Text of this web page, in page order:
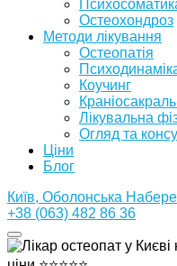
Остеохондроз
Методи лікування
Остеопатія
Коучинг
Лікувальна
Огляд та
Ціни
Блог
Київ, Оболонська
+38 (063) 482 86 36